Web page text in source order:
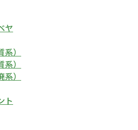
ヤ
）
）
）
ト